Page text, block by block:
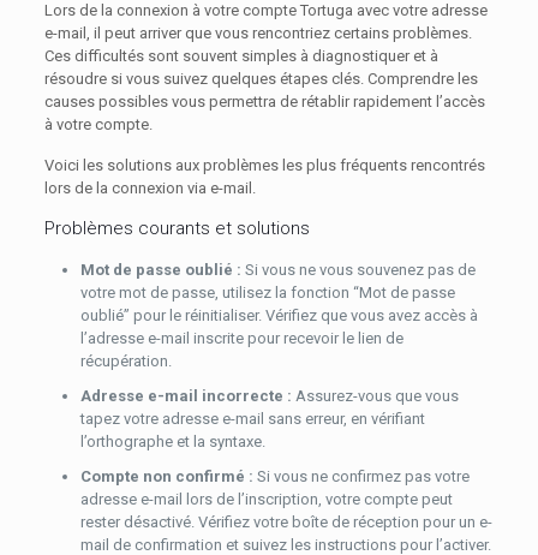
Lors de la connexion à votre compte Tortuga avec votre adresse
e-mail, il peut arriver que vous rencontriez certains problèmes.
Ces difficultés sont souvent simples à diagnostiquer et à
résoudre si vous suivez quelques étapes clés. Comprendre les
causes possibles vous permettra de rétablir rapidement l’accès
à votre compte.
Voici les solutions aux problèmes les plus fréquents rencontrés
lors de la connexion via e-mail.
Problèmes courants et solutions
Mot de passe oublié : Si vous ne vous souvenez pas de
votre mot de passe, utilisez la fonction “Mot de passe
oublié” pour le réinitialiser. Vérifiez que vous avez accès à
l’adresse e-mail inscrite pour recevoir le lien de
récupération.
Adresse e-mail incorrecte : Assurez-vous que vous
tapez votre adresse e-mail sans erreur, en vérifiant
l’orthographe et la syntaxe.
Compte non confirmé : Si vous ne confirmez pas votre
adresse e-mail lors de l’inscription, votre compte peut
rester désactivé. Vérifiez votre boîte de réception pour un e-
mail de confirmation et suivez les instructions pour l’activer.